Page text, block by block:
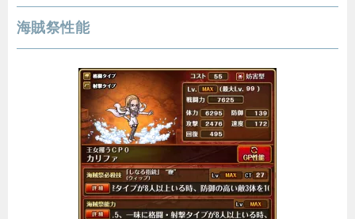
海賊祭性能